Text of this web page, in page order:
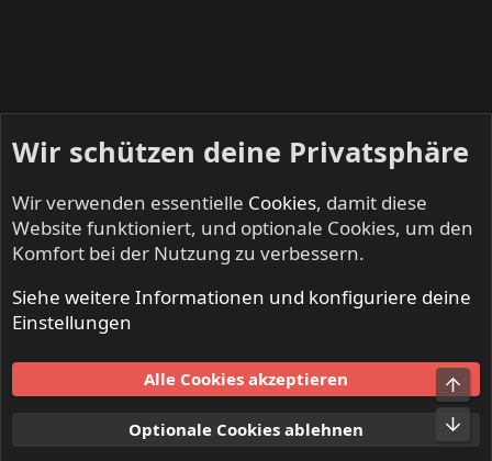
KEEP US ON THE ROAD - Gigs & Tourdates
Nutzungsbedingungen
Datenschutz
S
Wir schützen deine Privatsphäre
Wir verwenden essentielle Cookies, damit diese
Website funktioniert, und optionale Cookies, um den
Komfort bei der Nutzung zu verbessern.
Siehe weitere Informationen und konfiguriere deine
Einstellungen
Alle Cookies akzeptieren
Optionale Cookies ablehnen